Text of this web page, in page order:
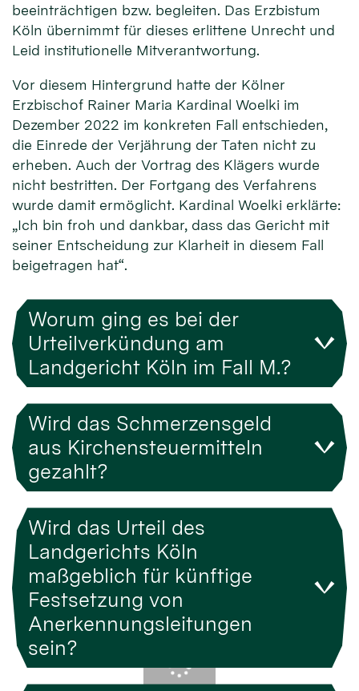
beeinträchtigen bzw. begleiten. Das Erzbistum
Köln übernimmt für dieses erlittene Unrecht und
Leid institutionelle Mitverantwortung.
Vor diesem Hintergrund hatte der Kölner
Erzbischof Rainer Maria Kardinal Woelki im
Dezember 2022 im konkreten Fall entschieden,
die Einrede der Verjährung der Taten nicht zu
erheben. Auch der Vortrag des Klägers wurde
nicht bestritten. Der Fortgang des Verfahrens
wurde damit ermöglicht. Kardinal Woelki erklärte:
„Ich bin froh und dankbar, dass das Gericht mit
seiner Entscheidung zur Klarheit in diesem Fall
beigetragen hat“.
Worum ging es bei der
Urteilverkündung am
Landgericht Köln im Fall M.?
Wird das Schmerzensgeld
aus Kirchensteuermitteln
gezahlt?
Wird das Urteil des
Landgerichts Köln
maßgeblich für künftige
Festsetzung von
Anerkennungsleitungen
sein?